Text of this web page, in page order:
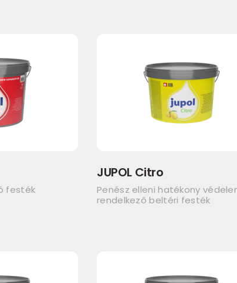
festék
JUPOL Citro
Penész elleni hatékony
rendelkező beltéri festék